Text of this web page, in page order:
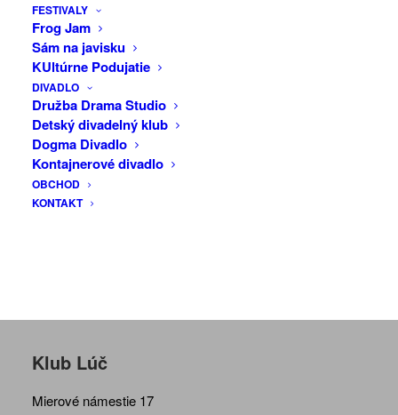
FESTIVALY
Frog Jam
Sám na javisku
KUltúrne Podujatie
DIVADLO
Družba Drama Studio
Detský divadelný klub
Dogma Divadlo
Kontajnerové divadlo
OBCHOD
KONTAKT
priebehu jedného vystúpenia ich stihne
tri až desať, podľa dľžky predstavenia…
Hrá a improvizuje: Marek Bečka
Dobrovoľné vstupné
Podujatie z verejných zdrojov podporil
Fond na podporu umenia
partner a
Klub Lúč
Mierové námestie 17